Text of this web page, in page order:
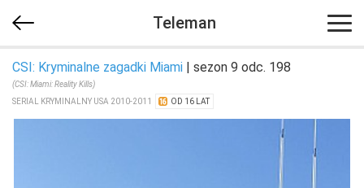
Teleman
CSI: Kryminalne zagadki Miami | sezon 9 odc. 198
(CSI: Miami: Reality Kills)
SERIAL KRYMINALNY USA 2010-2011
OD 16 LAT